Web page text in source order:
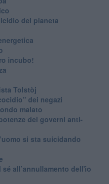
del pianeta
incubo!
Tolstòj
dei negazi
malato
dei governi anti-
si sta suicidando
all’annullamento dell'io